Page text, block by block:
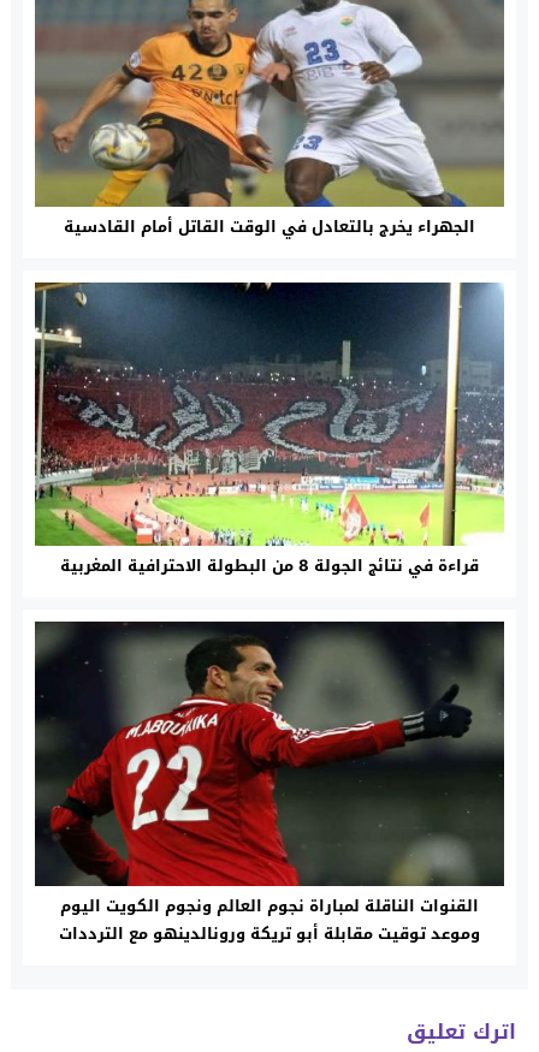
الجهراء يخرج بالتعادل في الوقت القاتل أمام القادسية
قراءة في نتائج الجولة 8 من البطولة الاحترافية المغربية
القنوات الناقلة لمباراة نجوم العالم ونجوم الكويت اليوم
وموعد توقيت مقابلة أبو تريكة ورونالدينهو مع الترددات
اترك تعليق